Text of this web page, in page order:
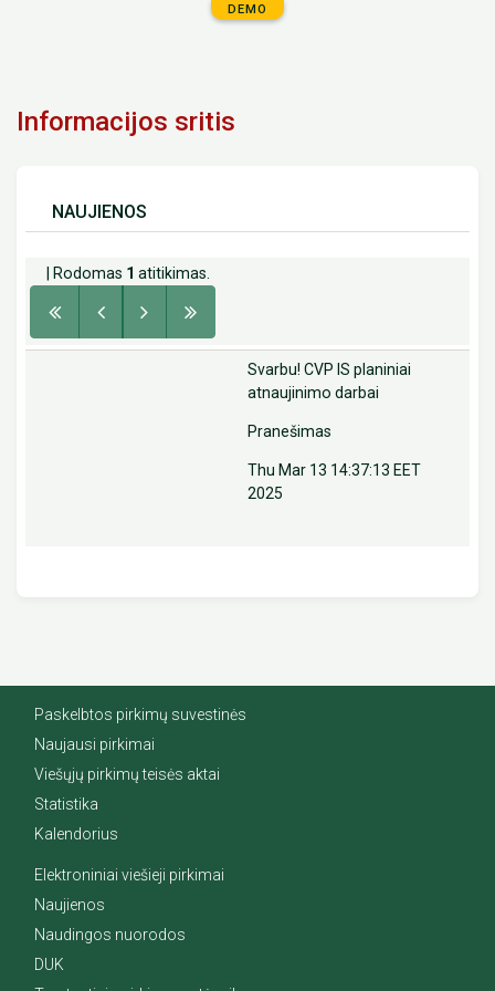
DEMO
Informacijos sritis
NAUJIENOS
| Rodomas 1 atitikimas.
Svarbu! CVP IS planiniai
atnaujinimo darbai
Pranešimas
Thu Mar 13 14:37:13 EET
2025
Paskelbtos pirkimų suvestinės
Naujausi pirkimai
Viešųjų pirkimų teisės aktai
Statistika
Kalendorius
Elektroniniai viešieji pirkimai
Naujienos
Naudingos nuorodos
DUK